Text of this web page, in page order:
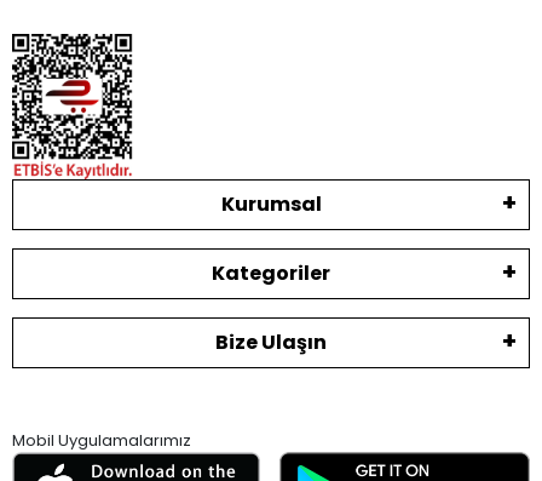
Kurumsal
Kategoriler
Bize Ulaşın
Mobil Uygulamalarımız